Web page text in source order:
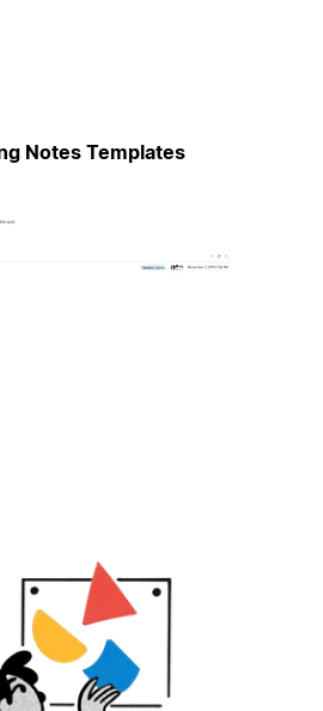
Notes Templates